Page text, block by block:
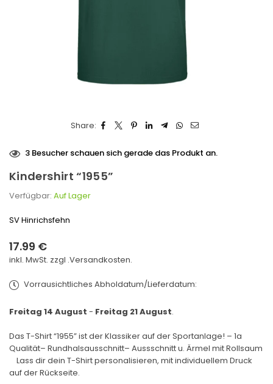
Share:
3 Besucher schauen sich gerade das Produkt an.
Kindershirt “1955”
Verfügbar: Auf Lager
SV Hinrichsfehn
Normaler
Preis
17.99 €
inkl. MwSt. zzgl .Versandkosten.
Vorrausichtliches Abholdatum/Lieferdatum:
Freitag 14 August - Freitag 21 August.
Das T-Shirt “1955” ist der Klassiker auf der Sportanlage! – 1a
Qualität– Rundhalsausschnitt– Aussschnitt u. Ärmel mit Rollsaum
Lass dir dein T-Shirt personalisieren, mit individuellem Druck
auf der Rückseite.